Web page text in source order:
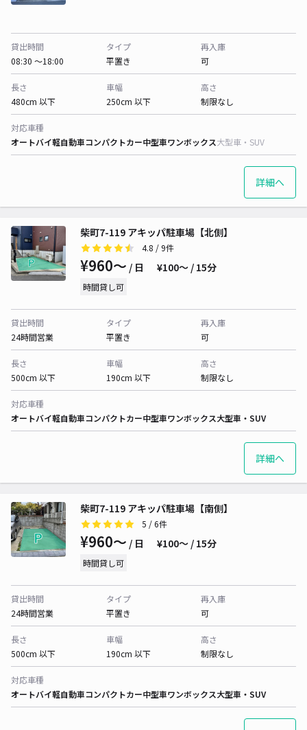
貸出時間
08:30 〜18:00
タイプ
平置き
再入庫
可
長さ
480cm 以下
車幅
250cm 以下
高さ
制限なし
対応車種
オートバイ軽自動車コンパクトカー中型車ワンボックス大型車・SUV
詳細へ
柴町7-119 アキッパ駐車場【北側】
4.8 / 9件
¥960〜 / 日 ¥100〜 / 15分
時間貸し可
貸出時間
24時間営業
タイプ
平置き
再入庫
可
長さ
500cm 以下
車幅
190cm 以下
高さ
制限なし
対応車種
オートバイ軽自動車コンパクトカー中型車ワンボックス大型車・SUV
詳細へ
柴町7-119 アキッパ駐車場【南側】
5 / 6件
¥960〜 / 日 ¥100〜 / 15分
時間貸し可
貸出時間
24時間営業
タイプ
平置き
再入庫
可
長さ
500cm 以下
車幅
190cm 以下
高さ
制限なし
対応車種
オートバイ軽自動車コンパクトカー中型車ワンボックス大型車・SUV